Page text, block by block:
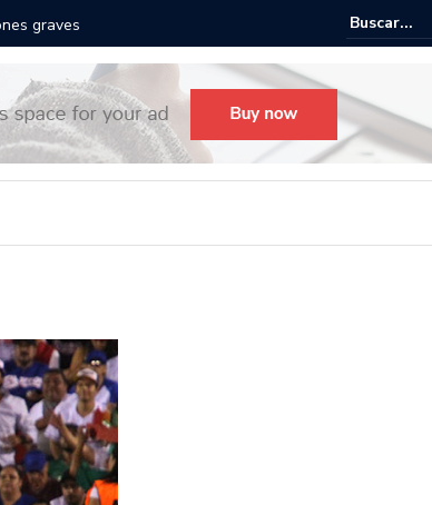
Todo listo para el Festival Desfile Día de